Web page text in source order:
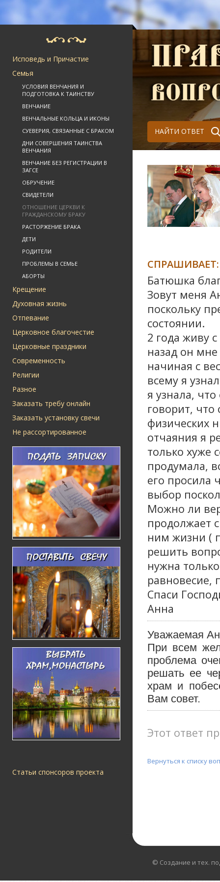
Исповедь и Причастие
Семья
УСЛОВИЯ ВЕНЧАНИЯ И
ПОДГОТОВКА К ТАИНСТВУ
ВЕНЧАНИЕ
ВЕНЧАЛЬНЫЕ КОЛЬЦА И ИКОНЫ
СУЕВЕРИЯ, СВЯЗАННЫЕ С БРАКОМ
ДНИ СОВЕРШЕНИЯ ТАИНСТВА
ВЕНЧАНИЯ
ВЕНЧАНИЕ БЕЗ РЕГИСТРАЦИИ В
ЗАГСЕ
ОБРУЧЕНИЕ
СВИДЕТЕЛИ
ОТНОШЕНИЕ ЦЕРКВИ К
ГРАЖДАНСКОМУ БРАКУ
РАСТОРЖЕНИЕ БРАКА
ДЕТИ
РОДИТЕЛИ
ПРОБЛЕМЫ В СЕМЬЕ
АБОРТЫ
Крещение
Духовная жизнь
Отпевание
Церковное благочестие
Церковные праздники
Современность
Религии
Разное
Заказать требу онлайн
Заказать установку свечи
Не рассортированное
Статьи спонсоров проекта
НАЙТИ ОТВЕТ
СПРАШИВАЕТ:
Батюшка
Зовут меня
поскольку
состоянии.
2 года живу
назад он
начиная с
всему я
я узнала,
говорит,
физических
отчаяния я
только хуже
продумала,
его просила
выбор
Можно ли
продолжает
ним жизни (
решить
нужна
равновесие,
Спаси
Анна
Уважаемая
При всем
проблема
решать ее
храм и
Вам совет.
Этот ответ
Вернуться к списку
© Создание и тех.